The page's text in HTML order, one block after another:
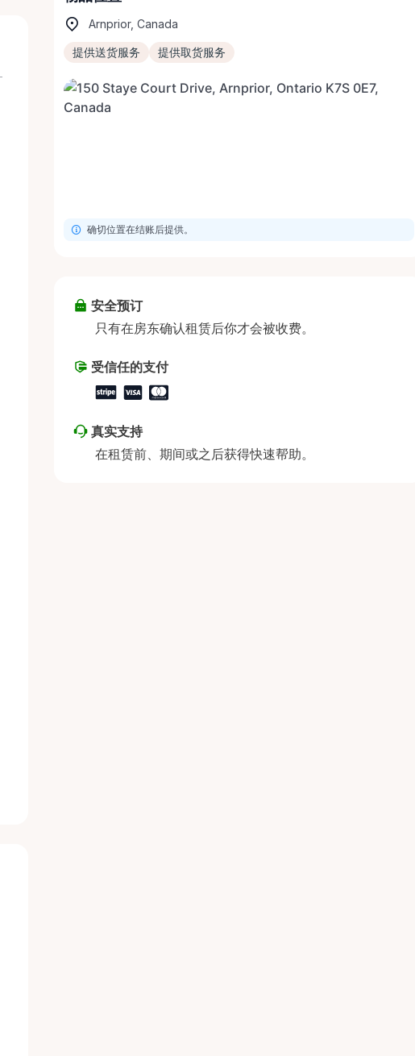
Arnprior, Canada
提供送货服务 提供取货服务
确切位置在结账后提供。
安全预订
只有在房东确认租赁后你才会被收费。
受信任的支付
真实支持
在租赁前、期间或之后获得快速帮助。